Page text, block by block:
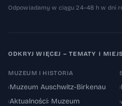
Odpowiadamy w ciągu 24–48 h w dni
ODKRYJ WIĘCEJ – TEMATY I
MUZEUM I HISTORIA
›Muzeum Auschwitz-Birkenau
›Aktualności: Muzeum
›
›